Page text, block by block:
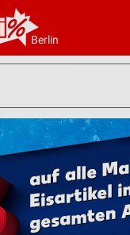
Berlin